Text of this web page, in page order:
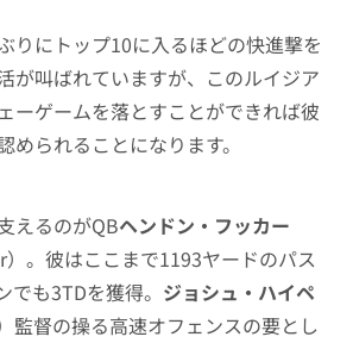
りにトップ10に入るほどの快進撃を
が叫ばれていますが、このルイジア
ーゲームを落とすことができれば彼
められることになります。
えるのがQBヘンドン・フッカー
）。彼はここまで1193ヤードのパス
も3TDを獲得。 ジョシュ・ハイペ
監督の操る高速オフェンスの要とし